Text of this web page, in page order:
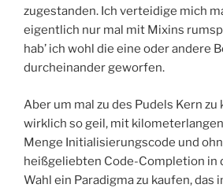
zugestanden. Ich verteidige mich
eigentlich nur mal mit Mixins
hab’ ich wohl die eine oder andere
durcheinander geworfen.
Aber um mal zu des Pudels Kern zu
wirklich so geil, mit
Menge Initialisierungscode und
heißgeliebten Code-Completion in
Wahl ein Paradigma zu kaufen, das